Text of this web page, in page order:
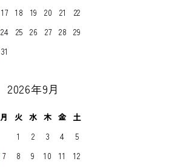
17 18 19 20 21
22
24 25 26 27 28
29
31
2026年9月
月 火 水 木 金 土
1
2 3 4
5
7 8 9 10 11
12